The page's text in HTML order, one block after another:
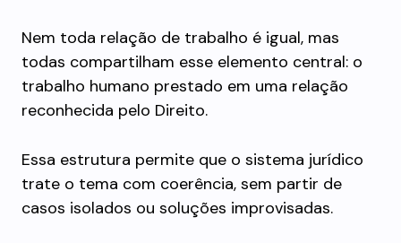
Nem toda relação de trabalho é igual, mas
todas compartilham esse elemento central: o
trabalho humano prestado em uma relação
reconhecida pelo Direito.
Essa estrutura permite que o sistema jurídico
trate o tema com coerência, sem partir de
casos isolados ou soluções improvisadas.